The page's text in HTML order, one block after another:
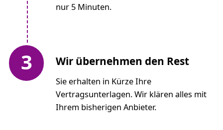
nur 5 Minuten.
3 Wir übernehmen den Rest
Sie erhalten in Kürze Ihre
Vertragsunterlagen. Wir klären alles mit
Ihrem bisherigen Anbieter.